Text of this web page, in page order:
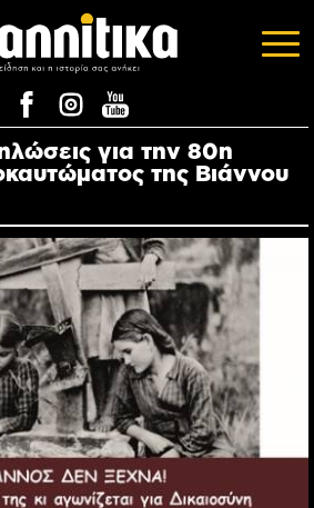
για την 80η
της Βιάννου